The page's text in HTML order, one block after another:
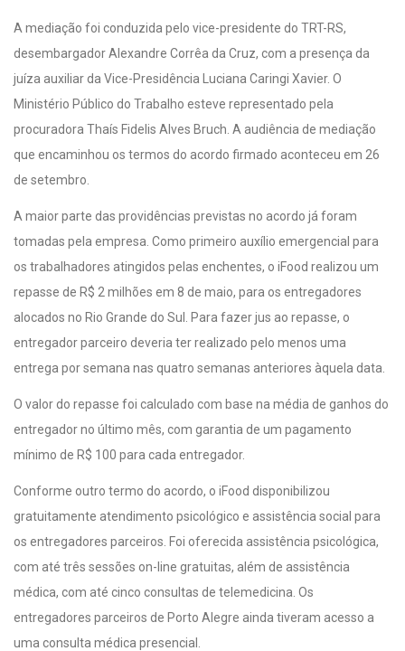
A mediação foi conduzida pelo vice-presidente do TRT-RS,
desembargador Alexandre Corrêa da Cruz, com a presença da
juíza auxiliar da Vice-Presidência Luciana Caringi Xavier. O
Ministério Público do Trabalho esteve representado pela
procuradora Thaís Fidelis Alves Bruch. A audiência de mediação
que encaminhou os termos do acordo firmado aconteceu em 26
de setembro.
A maior parte das providências previstas no acordo já foram
tomadas pela empresa. Como primeiro auxílio emergencial para
os trabalhadores atingidos pelas enchentes, o iFood realizou um
repasse de R$ 2 milhões em 8 de maio, para os entregadores
alocados no Rio Grande do Sul. Para fazer jus ao repasse, o
entregador parceiro deveria ter realizado pelo menos uma
entrega por semana nas quatro semanas anteriores àquela data.
O valor do repasse foi calculado com base na média de ganhos do
entregador no último mês, com garantia de um pagamento
mínimo de R$ 100 para cada entregador.
Conforme outro termo do acordo, o iFood disponibilizou
gratuitamente atendimento psicológico e assistência social para
os entregadores parceiros. Foi oferecida assistência psicológica,
com até três sessões on-line gratuitas, além de assistência
médica, com até cinco consultas de telemedicina. Os
entregadores parceiros de Porto Alegre ainda tiveram acesso a
uma consulta médica presencial.